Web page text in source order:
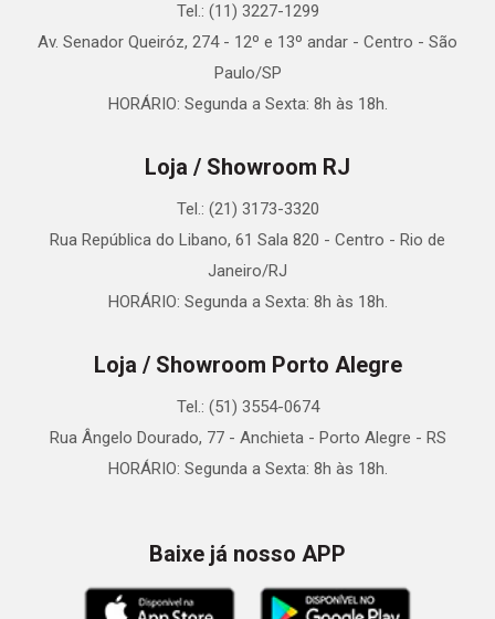
Tel.: (11) 3227-1299
Av. Senador Queiróz, 274 - 12º e 13º andar - Centro - São
Paulo/SP
HORÁRIO: Segunda a Sexta: 8h às 18h.
Loja / Showroom RJ
Tel.: (21) 3173-3320
Rua República do Libano, 61 Sala 820 - Centro - Rio de
Janeiro/RJ
HORÁRIO: Segunda a Sexta: 8h às 18h.
Loja / Showroom Porto Alegre
Tel.: (51) 3554-0674
Rua Ângelo Dourado, 77 - Anchieta - Porto Alegre - RS
HORÁRIO: Segunda a Sexta: 8h às 18h.
Baixe já nosso APP